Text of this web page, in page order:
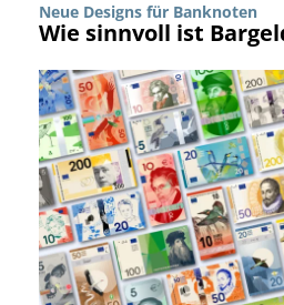
Neue Designs für Banknoten
Wie sinnvoll ist